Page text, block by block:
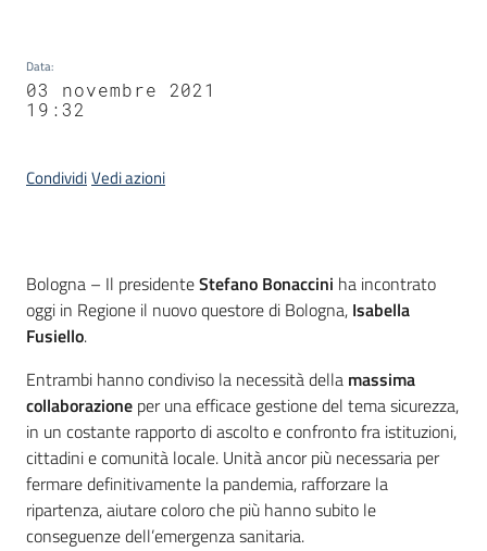
Data:
03 novembre 2021
19:32
CondividiVedi azioni
Contenuto
Bologna – Il presidenteStefano Bonaccini ha incontrato
oggi in Regione il nuovo questore di Bologna, Isabella
Fusiello.
Entrambi hanno condiviso la necessità della massima
collaborazione per una efficace gestione del tema sicurezza,
in un costante rapporto di ascolto e confronto fra istituzioni,
cittadini e comunità locale. Unità ancor più necessaria per
fermare definitivamente la pandemia, rafforzare la
ripartenza, aiutare coloro che più hanno subito le
conseguenze dell’emergenza sanitaria.